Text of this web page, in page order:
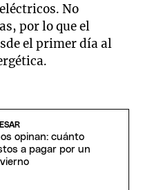
No
por lo que el
el primer día al
opinan: cuánto
a pagar por un